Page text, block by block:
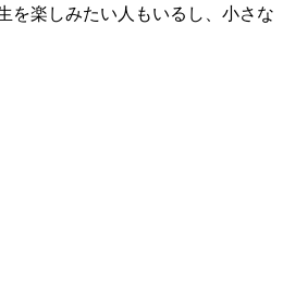
を楽しみたい人もいるし、小さな